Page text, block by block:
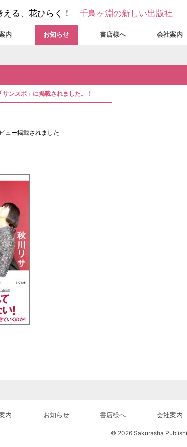
る、花ひらく！ 千鳥ヶ淵の新しい出版社
内 お知らせ 書店様へ 会社案内
ンスポ」に掲載されました。！
ュー掲載されました
内 お知らせ 書店様へ 会社案内
© 2026 Sakurasha